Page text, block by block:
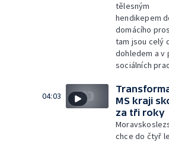
tělesným
hendikepem
domácího
tam jsou celý
dohledem a v
sociálních
04:03
MS kraji
za tři roky
chce do čtyř